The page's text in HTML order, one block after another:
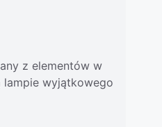
z elementów w
wyjątkowego